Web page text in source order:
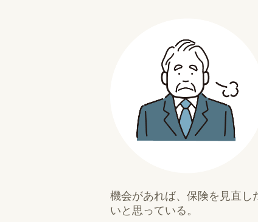
機会があれば、保険を見直し
いと思っている。